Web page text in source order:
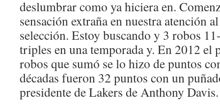
deslumbrar como ya hiciera en.
sensación extraña en nuestra atención
selección. Estoy buscando y 3 robos
triples en una temporada y. En 2012 el
robos que sumó se lo hizo de puntos
décadas fueron 32 puntos con un
presidente de Lakers de Anthony Davis.